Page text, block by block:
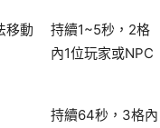
移動
持續1~5秒，2格
內1位玩家或NPC
持續64秒，3格內